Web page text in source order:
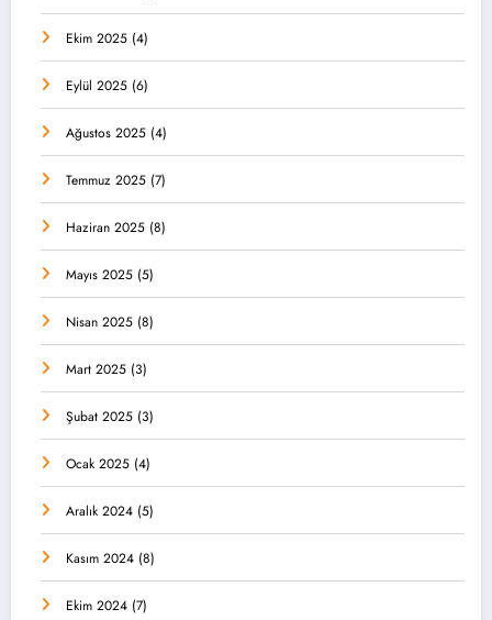
Ekim 2025 (4)
Eylül 2025 (6)
Ağustos 2025 (4)
Temmuz 2025 (7)
Haziran 2025 (8)
Mayıs 2025 (5)
Nisan 2025 (8)
Mart 2025 (3)
Şubat 2025 (3)
Ocak 2025 (4)
Aralık 2024 (5)
Kasım 2024 (8)
Ekim 2024 (7)